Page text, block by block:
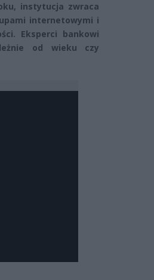
instytucja zwraca
internetowymi i
Eksperci bankowi
od wieku czy